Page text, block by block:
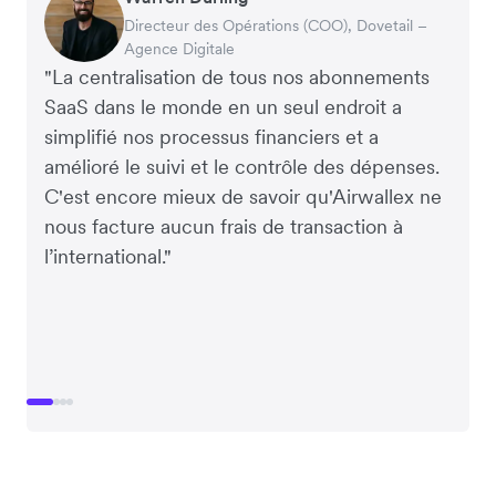
"La centralisation de tous nos abonnements
SaaS dans le monde en un seul endroit a
simplifié nos processus financiers et a
amélioré le suivi et le contrôle des dépenses.
C'est encore mieux de savoir qu'Airwallex ne
nous facture aucun frais de transaction à
l’international."
Directeur des Opérations (COO), Dovetail –
Agence Digitale
PDG par intérim & Directeur financier, PURE
Group
Rupert
Managing Director, Perspective Pictures
Tanya Karolia
Service Paie & Avantages sociaux, Linktree